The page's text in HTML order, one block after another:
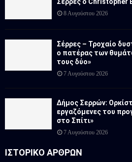
8 Αυγούστου 2026
Σέρρες – Τροχαίο
ο πατέρας των
τους δύο»
7 Αυγούστου 2026
Δήμος Σερρών:
εργαζόμενες του
στο Σπίτι»
7 Αυγούστου 2026
ΙΣΤΟΡΙΚΟ ΑΡΘΡΩΝ